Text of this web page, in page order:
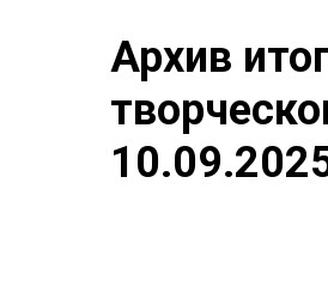
Архив